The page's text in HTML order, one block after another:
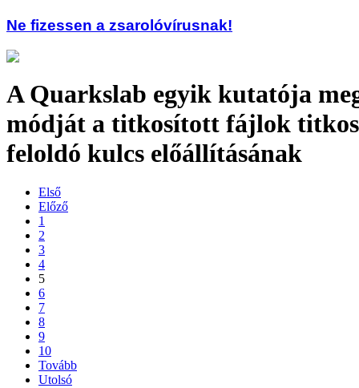
Ne fizessen a zsarolóvírusnak!
A Quarkslab egyik kutatója
módját a titkosított fájlok
feloldó kulcs előállításának
Első
Előző
1
2
3
4
5
6
7
8
9
10
Tovább
Utolsó